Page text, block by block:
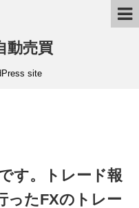
動売買
site
す。トレード報
ったFXのトレー